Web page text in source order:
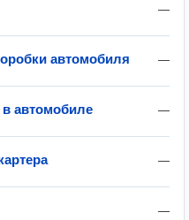
—
—
автомобиля
—
автомобиле
—
—